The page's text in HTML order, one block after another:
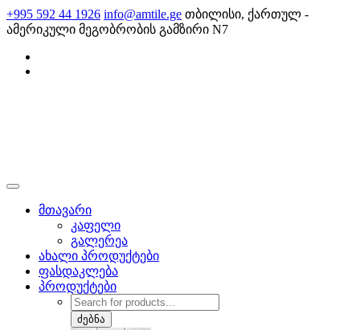
Skip
to
content
+995 592 44 1926 info@amtile.ge თბილისი, ქართულ -
ამერიკული მეგობრობის გამზირი N7
მთავარი
კაფელი
გალერეა
ახალი პროდუქტები
ფასდაკლება
პროდუქტები
Products
search
ძებნა